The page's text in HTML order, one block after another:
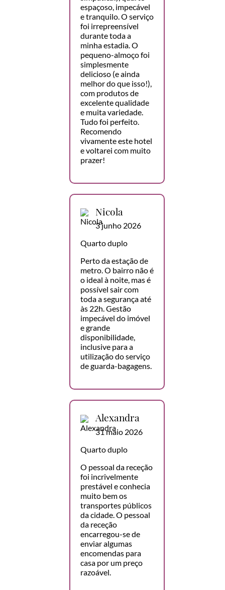
espaçoso, impecável
e tranquilo. O serviço
foi irrepreensível
durante toda a
minha estadia. O
pequeno-almoço foi
simplesmente
delicioso (e ainda
melhor do que isso!),
com produtos de
excelente qualidade
e muita variedade.
Tudo foi perfeito.
Recomendo
vivamente este hotel
e voltarei com muito
prazer!
Nicola
3 junho 2026
Quarto duplo
Perto da estação de
metro. O bairro não é
o ideal à noite, mas é
possível sair com
toda a segurança até
às 22h. Gestão
impecável do imóvel
e grande
disponibilidade,
inclusive para a
utilização do serviço
de guarda-bagagens.
Alexandra
31 maio 2026
Quarto duplo
O pessoal da receção
foi incrivelmente
prestável e conhecia
muito bem os
transportes públicos
da cidade. O pessoal
da receção
encarregou-se de
enviar algumas
encomendas para
casa por um preço
razoável.